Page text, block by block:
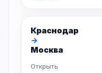
Краснодар
→
Москва
Открыть